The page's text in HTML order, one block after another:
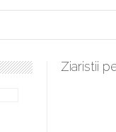
Sculați, sculați,
Ziaristii